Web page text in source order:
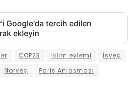
Google'da tercih edilen
ekleyin
COP23 iklim eylemi
İsveç
Norveç
Paris Anlaşması